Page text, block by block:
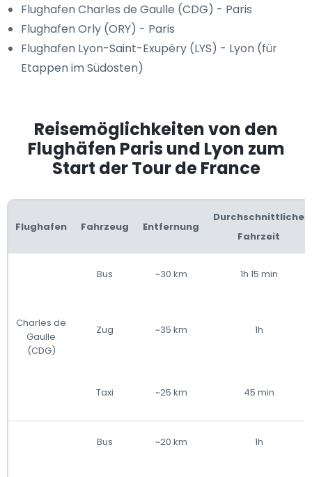
Flughafen Charles de Gaulle (CDG) - Paris
Flughafen Orly (ORY) - Paris
Flughafen Lyon-Saint-Exupéry (LYS) - Lyon (für
Etappen im Südosten)
Reisemöglichkeiten von den
Flughäfen Paris und Lyon zum
Start der Tour de France
Flughafen Fahrzeug Entfernung
Durchschnittliche
Fahrzeit
Charles de
Gaulle
(CDG)
Bus ~30 km 1h 15 min
Zug ~35 km 1h
Taxi ~25 km 45 min
Bus ~20 km 1h